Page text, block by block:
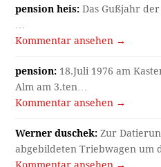
pension heis: Das Gußjahr der
Kommentar ansehen →
pension: 18.Juli 1976 am
Alm am 3.ten…
Kommentar ansehen →
Werner duschek: Zur
abgebildeten Triebwagen um